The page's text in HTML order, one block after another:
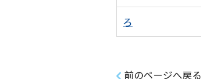
ろ
前のページへ戻る